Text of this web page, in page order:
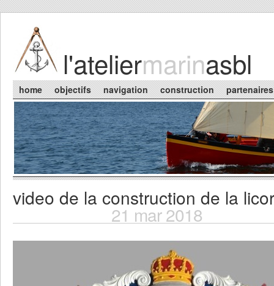
l'ateliermarinasbl
Main menu
home objectifs navigation construction partenaires
You are here
video de la construction de la
21 mar 2018